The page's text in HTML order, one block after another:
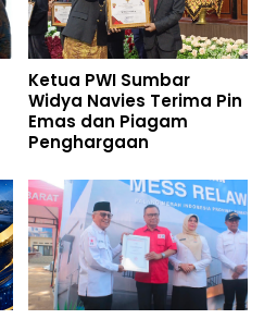
Ketua PWI Sumbar
Widya Navies Terima Pin
Emas dan Piagam
Penghargaan